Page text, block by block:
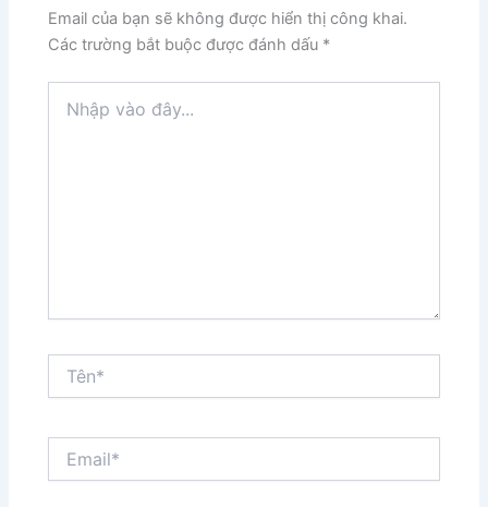
Email của bạn sẽ không được hiển thị công khai.
Các trường bắt buộc được đánh dấu *
vào